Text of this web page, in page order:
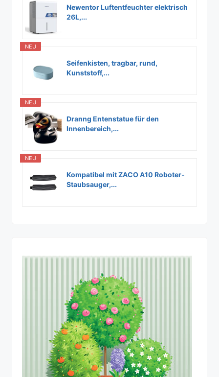
Newentor Luftentfeuchter elektrisch
26L,...
NEU
Seifenkisten, tragbar, rund,
Kunststoff,...
NEU
Dranng Entenstatue für den
Innenbereich,...
NEU
Kompatibel mit ZACO A10 Roboter-
Staubsauger,...